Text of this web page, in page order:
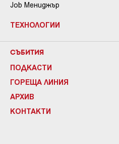
Job Мениджър
ТЕХНОЛОГИИ
СЪБИТИЯ
ПОДКАСТИ
ГОРЕЩА ЛИНИЯ
АРХИВ
КОНТАКТИ